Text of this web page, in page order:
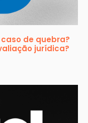
de quebra?
jurídica?